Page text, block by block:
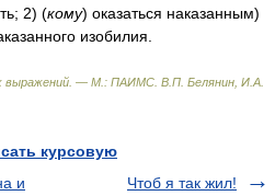
2) (кому) оказаться наказанным)
изобилия.
выражений. — М.: ПАИМС В.П. Белянин, И.А.
курсовую
и
Чтоб я так жил!